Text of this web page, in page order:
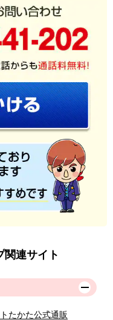
関連サイト
たかた公式通販